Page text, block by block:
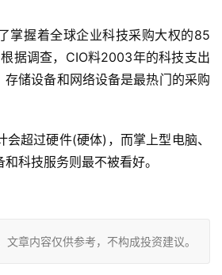
掌握着全球企业科技采购大权的85
据调查，CIO料2003年的科技支出
储设备和网络设备是最热门的采购
超过硬件(硬体)，而掌上型电脑、
科技服务则最不被看好。
章内容仅供参考，不构成投资建议。